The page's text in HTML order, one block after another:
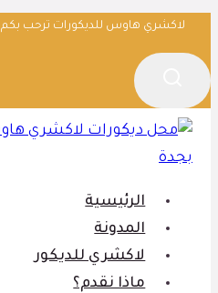
التجاوز
إلى
المحتوى
لاكشري هاوس للديكورات ترحب بكم
الرئيسية
المدونة
لاكشري للديكور
ماذا نقدم؟